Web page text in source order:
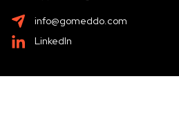
info@gomeddo.com
LinkedIn